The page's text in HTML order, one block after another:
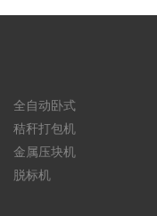
全自动卧式
秸秆打包机
金属压块机
脱标机